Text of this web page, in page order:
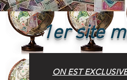
1er site
ON EST